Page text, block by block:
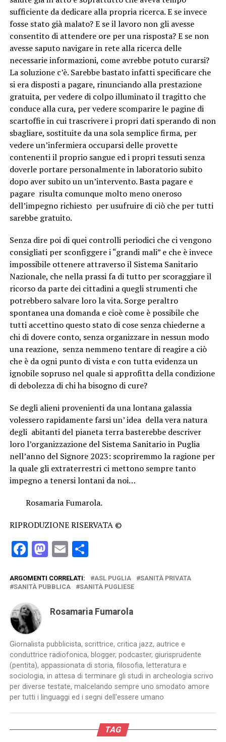
sufficiente da dedicare alla propria ricerca. E se invece
fosse stato già malato? E se il lavoro non gli avesse
consentito di attendere ore per una risposta? E se non
avesse saputo navigare in rete alla ricerca delle
necessarie informazioni, come avrebbe potuto curarsi?
La soluzione c’è. Sarebbe bastato infatti specificare che
si era disposti a pagare, rinunciando alla prestazione
gratuita, per vedere di colpo illuminato il tragitto che
conduce alla cura, per vedere scomparire le pagine di
scartoffie in cui trascrivere i propri dati sperando di non
sbagliare, sostituite da una sola semplice firma, per
vedere un’infermiera occuparsi delle provette
contenenti il proprio sangue ed i propri tessuti senza
doverle portare personalmente in laboratorio subito
dopo aver subito un un’intervento. Basta pagare e
pagare risulta comunque molto meno oneroso
dell’impegno richiesto per usufruire di ciò che per tutti
sarebbe gratuito.
Senza dire poi di quei controlli periodici che ci vengono
consigliati per sconfiggere i “grandi mali” e che è invece
impossibile ottenere attraverso il Sistema Sanitario
Nazionale, che nella prassi fa di tutto per scoraggiare il
ricorso da parte dei cittadini a quegli strumenti che
potrebbero salvare loro la vita. Sorge peraltro
spontanea una domanda e cioè come è possibile che
tutti accettino questo stato di cose senza chiederne a
chi di dovere conto, senza organizzare in nessun modo
una reazione, senza nemmeno tentare di reagire a ciò
che è da ogni punto di vista e con tutta evidenza un
ignobile sopruso nel quale si approfitta della condizione
di debolezza di chi ha bisogno di cure?
Se degli alieni provenienti da una lontana galassia
volessero rapidamente farsi un’ idea della vera natura
degli abitanti del pianeta terra basterebbe descriver
loro l’organizzazione del Sistema Sanitario in Puglia
nell’anno del Signore 2023: scopriremmo la ragione per
la quale gli extraterrestri ci mettono sempre tanto
impegno a tenersi lontani da noi…
Rosamaria Fumarola.
RIPRODUZIONE RISERVATA ©
Facebook
Mastodon
EmailCondividi
ARGOMENTI CORRELATI: ASL PUGLIA
SANITÀ PRIVATA
SANITÀ PUBBLICA
SANITÀ PUGLIESE
Rosamaria Fumarola
Giornalista pubblicista, scrittrice, critica jazz, autrice e
conduttrice radiofonica, blogger, podcaster, giurisprudente
(pentita), appassionata di storia, filosofia, letteratura e
sociologia, in attesa di terminare gli studi in archeologia scrivo
per diverse testate, malcelando sempre uno smodato amore
per tutti i linguaggi ed i segni dell'essere umano
TAG